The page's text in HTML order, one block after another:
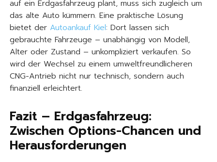
auf ein Erdgasfahrzeug plant, muss sich zugleich um
das alte Auto kümmern. Eine praktische Lösung
bietet der Autoankauf Kiel: Dort lassen sich
gebrauchte Fahrzeuge – unabhängig von Modell,
Alter oder Zustand – unkompliziert verkaufen. So
wird der Wechsel zu einem umweltfreundlicheren
CNG-Antrieb nicht nur technisch, sondern auch
finanziell erleichtert.
Fazit – Erdgasfahrzeug:
Zwischen Options-Chancen und
Herausforderungen